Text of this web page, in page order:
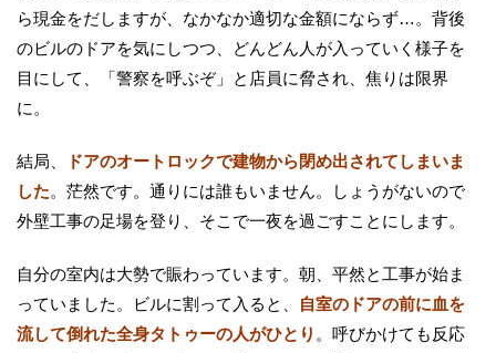
ら現金をだしますが、なかなか適切な金額にならず…。背後
のビルのドアを気にしつつ、どんどん人が入っていく様子を
目にして、「警察を呼ぶぞ」と店員に脅され、焦りは限界
に。
結局、
ドアのオートロックで建物から閉め出されてしまいま
した。茫然です。通りには誰もいません。しょうがないので
外壁工事の足場を登り、そこで一夜を過ごすことにします。
自分の室内は大勢で賑わっています。朝、平然と工事が始ま
っていました。ビルに割って入ると、
自室のドアの前に血を
流して倒れた全身タトゥーの人がひとり 。呼びかけても反応